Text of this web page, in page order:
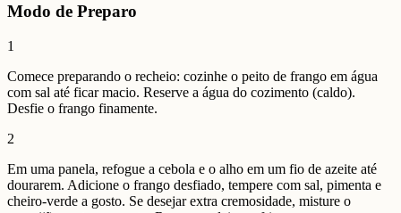
Modo de Preparo
1
Comece preparando o recheio: cozinhe o peito de frango em água
com sal até ficar macio. Reserve a água do cozimento (caldo).
Desfie o frango finamente.
2
Em uma panela, refogue a cebola e o alho em um fio de azeite até
dourarem. Adicione o frango desfiado, tempere com sal, pimenta e
cheiro-verde a gosto. Se desejar extra cremosidade, misture o